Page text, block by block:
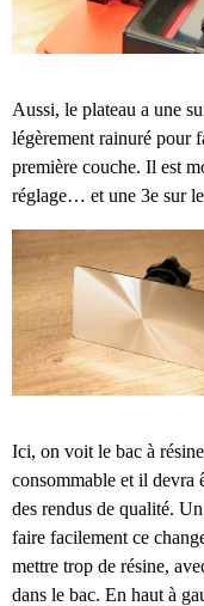
Aussi, le plateau a une
légèrement rainuré pour
première couche. Il est
réglage… et une 3e sur
Ici, on voit le bac à
consommable et il devra
des rendus de qualité.
faire facilement ce
mettre trop de résine,
dans le bac. En haut à